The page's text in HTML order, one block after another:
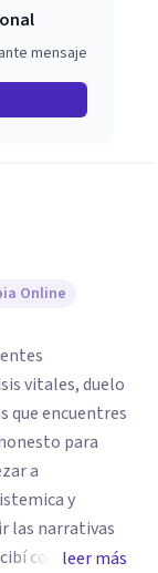
mensaje
Online
vitales, duelo
que encuentres
para
a
las narrativas
como lic en
leer más